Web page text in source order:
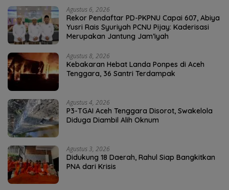
Agustus 6, 2026
Rekor Pendaftar PD-PKPNU Capai 607, Abiya
Yusri Rais Syuriyah PCNU Pijay: Kaderisasi
Merupakan Jantung Jam’iyah
Agustus 8, 2026
Kebakaran Hebat Landa Ponpes di Aceh
Tenggara, 36 Santri Terdampak
Agustus 4, 2026
P3-TGAI Aceh Tenggara Disorot, Swakelola
Diduga Diambil Alih Oknum
Agustus 3, 2026
Didukung 18 Daerah, Rahul Siap Bangkitkan
PNA dari Krisis